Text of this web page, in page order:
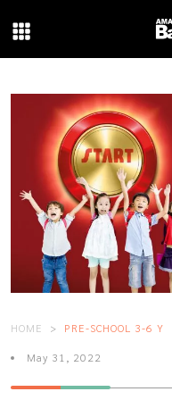
HOME PRE-SCHOOL 3-6 Y
May 31, 2022